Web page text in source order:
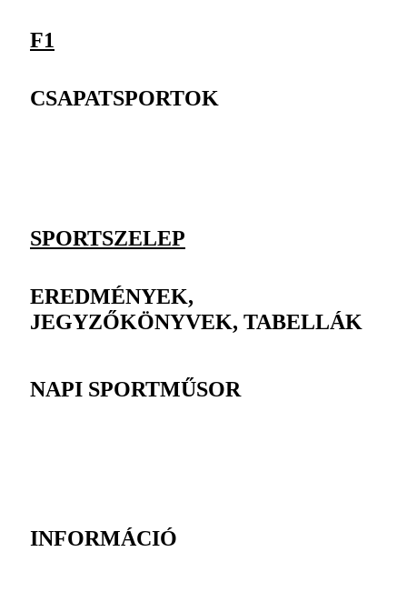
F1
CSAPATSPORTOK
SPORTSZELEP
EREDMÉNYEK,
JEGYZŐKÖNYVEK, TABELLÁK
NAPI SPORTMŰSOR
INFORMÁCIÓ